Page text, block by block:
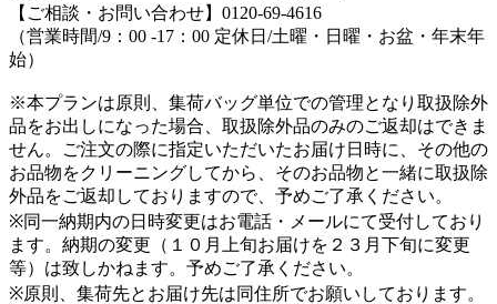
【ご相談・お問い合わせ】0120-69-4616
（営業時間/9：00 -17：00 定休日/土曜・日曜・お盆・年末年
始）
※本プランは原則、集荷バッグ単位での管理となり取扱除外
品をお出しになった場合、取扱除外品のみのご返却はできま
せん。ご注文の際に指定いただいたお届け日時に、その他の
お品物をクリーニングしてから、そのお品物と一緒に取扱除
外品をご返却しておりますので、予めご了承ください。
※同一納期内の日時変更はお電話・メールにて受付しており
ます。納期の変更（１０月上旬お届けを２３月下旬に変更
等）は致しかねます。予めご了承ください。
※原則、集荷先とお届け先は同住所でお願いしております。